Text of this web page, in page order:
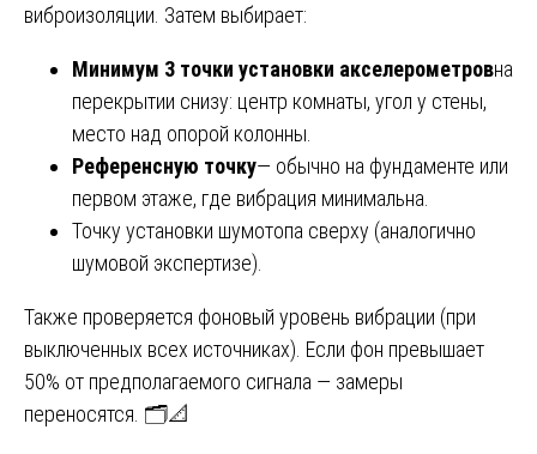
виброизоляции. Затем выбирает:
Минимум 3 точки установки акселерометровна
перекрытии снизу: центр комнаты, угол у стены,
место над опорой колонны.
Референсную точку— обычно на фундаменте или
первом этаже, где вибрация минимальна.
Точку установки шумотопа сверху (аналогично
шумовой экспертизе).
Также проверяется фоновый уровень вибрации (при
выключенных всех источниках). Если фон превышает
50% от предполагаемого сигнала — замеры
переносятся. 🗂️📐